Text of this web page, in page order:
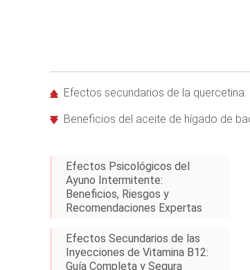
Efectos secundarios de la
Beneficios del aceite de hígado de
Efectos Psicológicos del
Ayuno Intermitente:
Beneficios, Riesgos y
Recomendaciones Expertas
Efectos Secundarios de las
Inyecciones de Vitamina B12:
Guía Completa y Segura